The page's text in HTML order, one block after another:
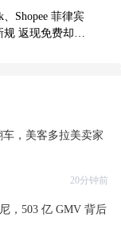
、Shopee 菲律宾
规 返现免费却新
，美客多拉美卖家
20分钟前
，503 亿 GMV 背后